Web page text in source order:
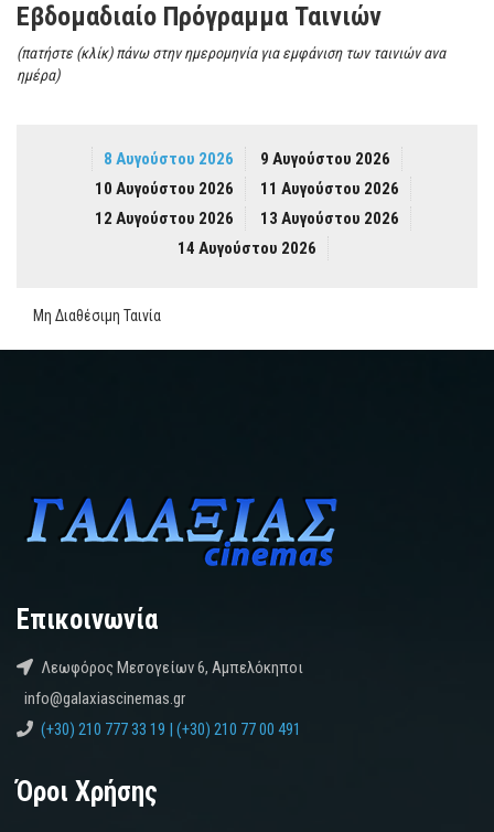
Εβδομαδιαίο Πρόγραμμα Ταινιών
(πατήστε (κλίκ) πάνω στην ημερομηνία για εμφάνιση των ταινιών ανα
ημέρα)
8 Αυγούστου 2026
9 Αυγούστου 2026
10 Αυγούστου 2026
11 Αυγούστου 2026
12 Αυγούστου 2026
13 Αυγούστου 2026
14 Αυγούστου 2026
Μη Διαθέσιμη Ταινία
Επικοινωνία
Λεωφόρος Μεσογείων 6, Αμπελόκηποι
info@galaxiascinemas.gr
(+30) 210 777 33 19 | (+30) 210 77 00 491
Όροι Χρήσης